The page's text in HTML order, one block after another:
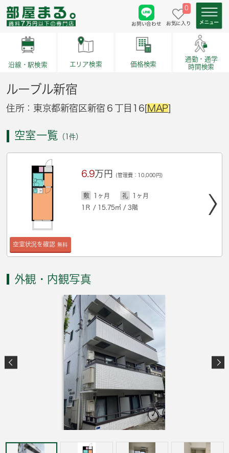
お問い合わせ
0
お気に入り
沿線・駅検索 エリア検索 価格検索
通勤・通学
時間検索
ルーブル新宿
住所：東京都新宿区新宿６丁目16[MAP]
空室一覧 （1件）
空室状況を確認 無料
6.9万円 (管理費：10,000円)
敷 1ヶ月 礼
1ヶ月
1Ｒ / 15.75㎡ / 3階
外観・内観写真